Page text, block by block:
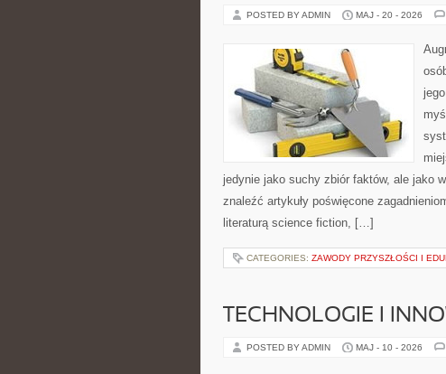
POSTED BY ADMIN MAJ - 20 - 2026
jedynie jako suchy zbiór faktów, ale jako
znaleźć artykuły poświęcone
literaturą science fiction, […]
CATEGORIES: ZAWODY PRZYSZŁOŚCI I
TECHNOLOGIE I
POSTED BY ADMIN MAJ - 10 - 2026